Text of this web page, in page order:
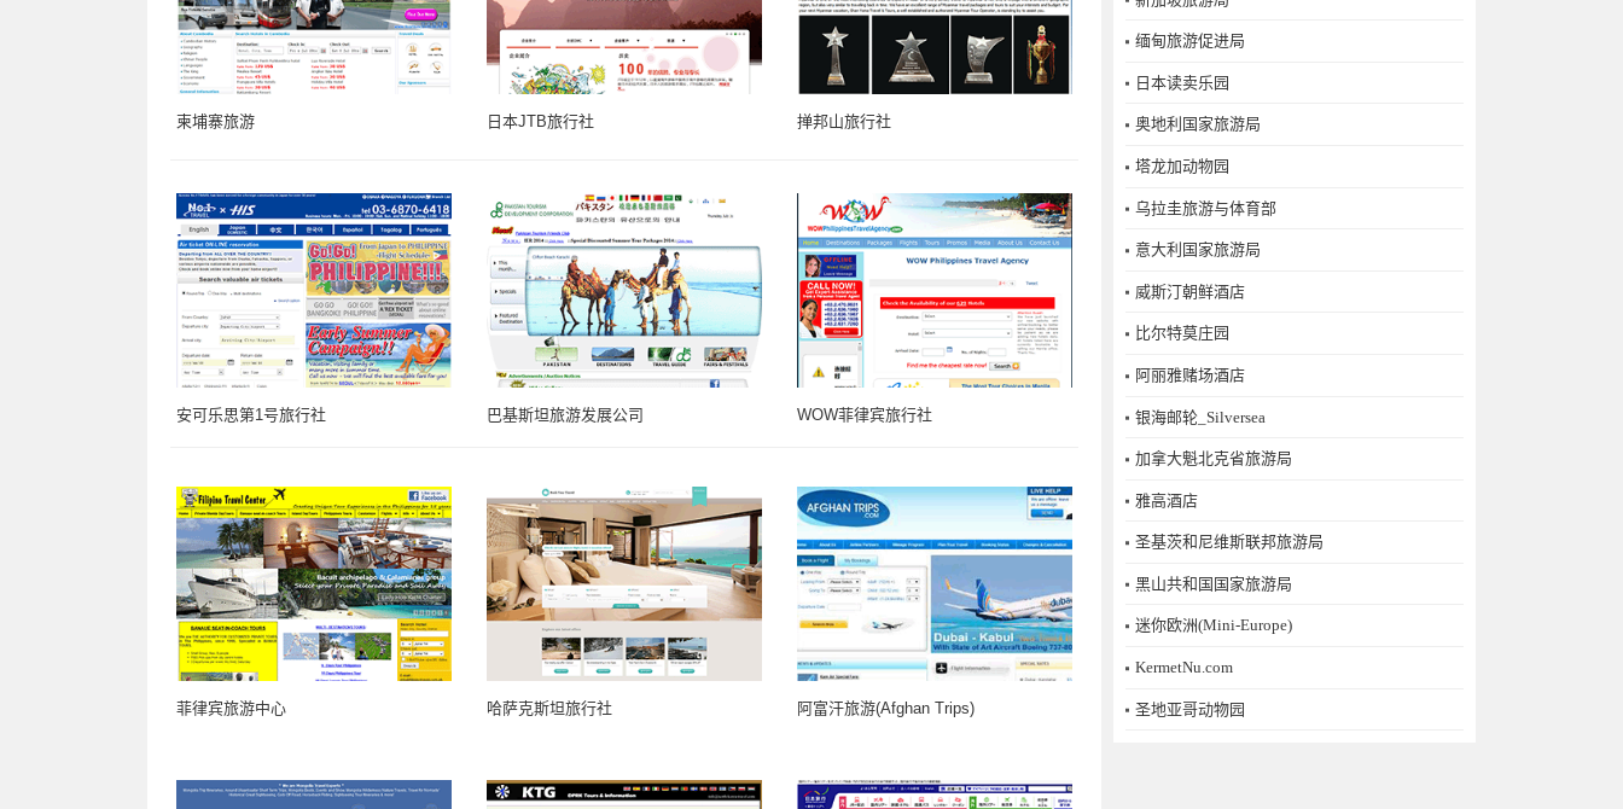
柬埔寨旅游 日本JTB旅行社 掸邦山旅行社
安可乐思第1号旅行社 巴基斯坦旅游发展公司 WOW菲律宾旅行社
菲律宾旅游中心 哈萨克斯坦旅行社 阿富汗旅游(Afghan Trips)
缅甸旅游促进局
日本读卖乐园
奥地利国家旅游局
塔龙加动物园
乌拉圭旅游与体育部
意大利国家旅游局
威斯汀朝鲜酒店
比尔特莫庄园
阿丽雅赌场酒店
银海邮轮_Silversea
加拿大魁北克省旅游局
雅高酒店
圣基茨和尼维斯联邦旅游局
黑山共和国国家旅游局
迷你欧洲(Mini-Europe)
KermetNu.com
圣地亚哥动物园